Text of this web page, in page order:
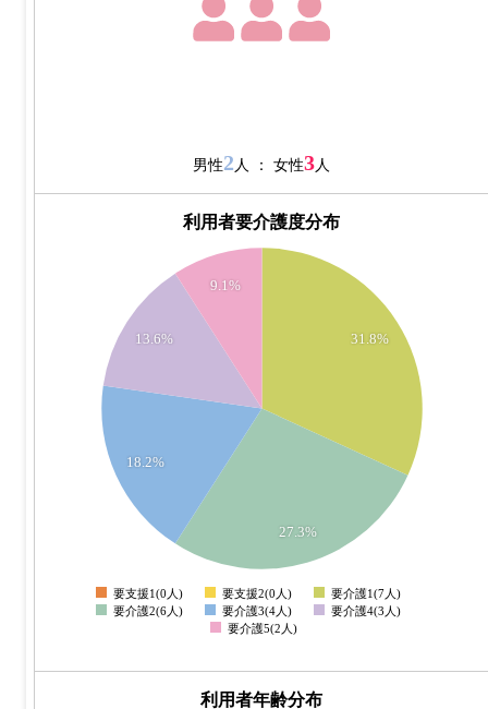
男性2 人 ： 女性3人
利用者要介護度分布
31.8%
27.3%
18.2%
13.6%
9.1%
0
要支援1(0人) 要支援2(0人)
要介護1(7人)
要介護2(6人)
要介護3(4人)
要介護4(3人)
要介護5(2人)
利用者年齢分布